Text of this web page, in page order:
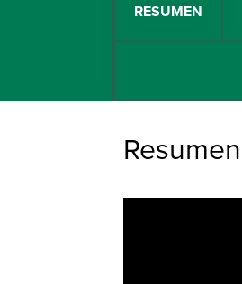
RESUMEN
Resumen